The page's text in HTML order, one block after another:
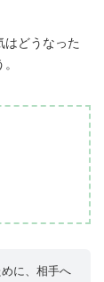
はどうなった
に、相手へ